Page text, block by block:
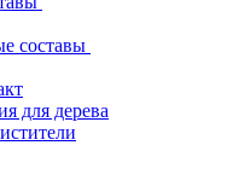
составы
для дерева